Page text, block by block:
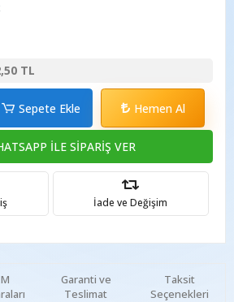
TL
Sepete Ekle Hemen Al
İLE SİPARİŞ VER
İade ve Değişim
Garanti ve
Teslimat
Taksit
Seçenekleri